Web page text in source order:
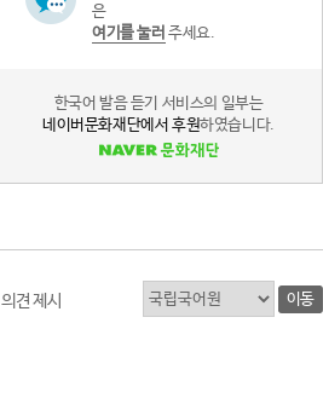
은
여기를 눌러 주세요.
한국어 발음 듣기 서비스의 일부는
네이버문화재단에서 후원하였습니다.
의견 제시 이동